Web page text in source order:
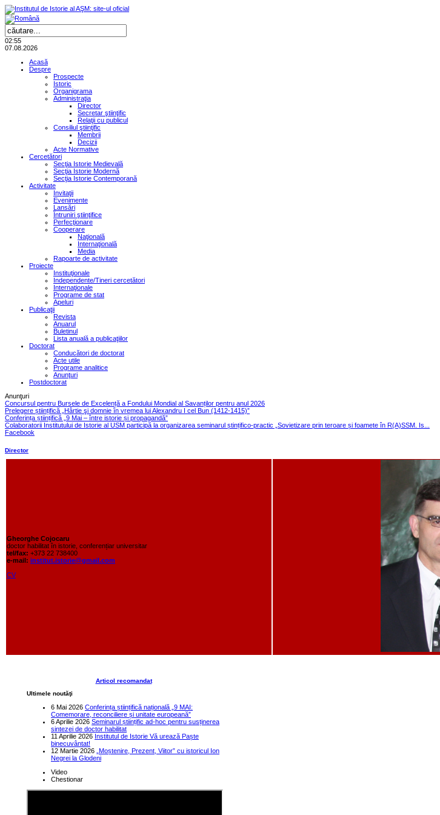
02:55
07.08.2026
Acasă
Despre
Prospecte
Istoric
Organigrama
Administraţia
Director
Secretar ştiinţific
Relaţii cu publicul
Consiliul ştiinţific
Membrii
Decizii
Acte Normative
Cercetători
Secţia Istorie Medievală
Secţia Istorie Modernă
Secţia Istorie Contemporană
Activitate
Invitaţii
Evenimente
Lansări
Întruniri ştiinţifice
Perfecţionare
Cooperare
Naţională
Internaţională
Media
Rapoarte de activitate
Proiecte
Instituţionale
Independente/Tineri cercetători
Internaţionale
Programe de stat
Apeluri
Publicaţii
Revista
Anuarul
Buletinul
Lista anuală a publicaţiilor
Doctorat
Conducători de doctorat
Acte utile
Programe analitice
Anunţuri
Postdoctorat
Anunţuri
Concursul pentru Bursele de Excelență a Fondului Mondial al Savanților pentru anul 2026
Prelegere științifică „Hârtie şi domnie în vremea lui Alexandru I cel Bun (1412-1415)”
Conferința științifică „9 Mai – între istorie și propagandă”
Colaboratorii Institutului de Istorie al USM participă la organizarea seminarul ștințifico-practic „Sovietizare prin teroare și foamete în R(A)SSM. Is...
Facebook
Director
Gheorghe Cojocaru
doctor habilitat în istorie, conferențiar universitar
tel/fax: +373 22 738400
e-mail: institut.istorie@gmail.com
CV
Articol recomandat
Ultimele noutăţi
6 Mai 2026 Conferința științifică națională „9 MAI:
Comemorare, reconciliere și unitate europeană”
6 Aprilie 2026 Seminarul științific ad-hoc pentru susținerea
sintezei de doctor habilitat
11 Aprilie 2026 Institutul de Istorie Vă urează Paște
binecuvântat!
12 Martie 2026 „Moștenire, Prezent, Viitor” cu istoricul Ion
Negrei la Glodeni
Video
Chestionar